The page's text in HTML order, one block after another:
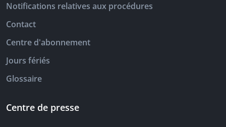
Notifications relatives aux procédures
Contact
Centre d'abonnement
Jours fériés
Glossaire
Centre de presse